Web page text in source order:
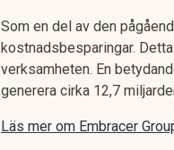
Som en del av den
kostnadsbesparingar.
verksamheten. En
generera cirka 12,7
Läs mer om Embracer